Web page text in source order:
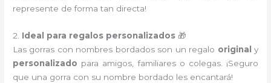
represente de forma tan directa!
2. Ideal para regalos personalizados 🎁
Las gorras con nombres bordados son un regalo original y
personalizado para amigos, familiares o colegas. ¡Seguro
que una gorra con su nombre bordado les encantará!